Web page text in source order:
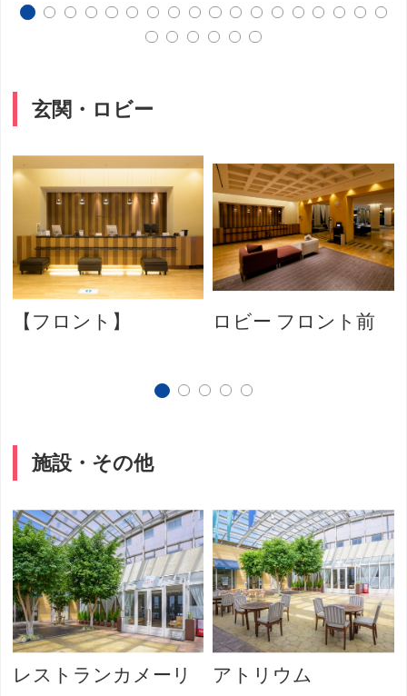
玄関・ロビー
【フロント】 ロビー フロント前
施設・その他
レストランカメーリ
アトリウム